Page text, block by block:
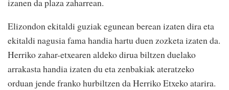
izanen da plaza zaharrean.
Elizondon ekitaldi guziak egunean berean izaten dira eta
ekitaldi nagusia fama handia hartu duen zozketa izaten da.
Herriko zahar-etxearen aldeko dirua biltzen duelako
arrakasta handia izaten du eta zenbakiak ateratzeko
orduan jende franko hurbiltzen da Herriko Etxeko atarira.